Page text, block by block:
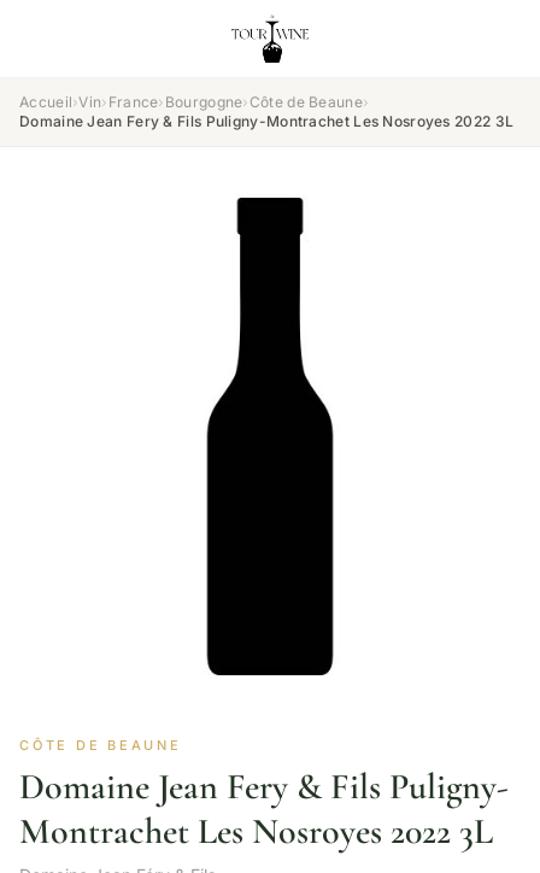
Accueil›Vin› France› Bourgogne›Côte de Beaune›
Domaine Jean Fery & Fils Puligny-Montrachet Les Nosroyes 2022 3L
CÔTE DE BEAUNE
Domaine Jean Fery & Fils Puligny-
Montrachet Les Nosroyes 2022 3L